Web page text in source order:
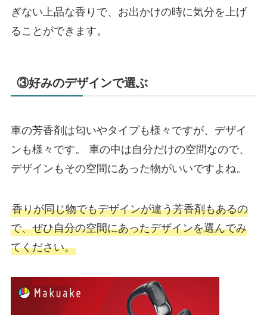
ぎない上品な香りで、お出かけの時に気分を上げ
ることができます。
③好みのデザインで選ぶ
車の芳香剤は匂いやタイプも様々ですが、デザイ
ンも様々です。 車の中は自分だけの空間なので、
デザインもその空間にあった物がいいですよね。
香りが同じ物でもデザインが違う芳香剤もあるの
で、ぜひ自分の空間にあったデザインを選んでみ
てください。